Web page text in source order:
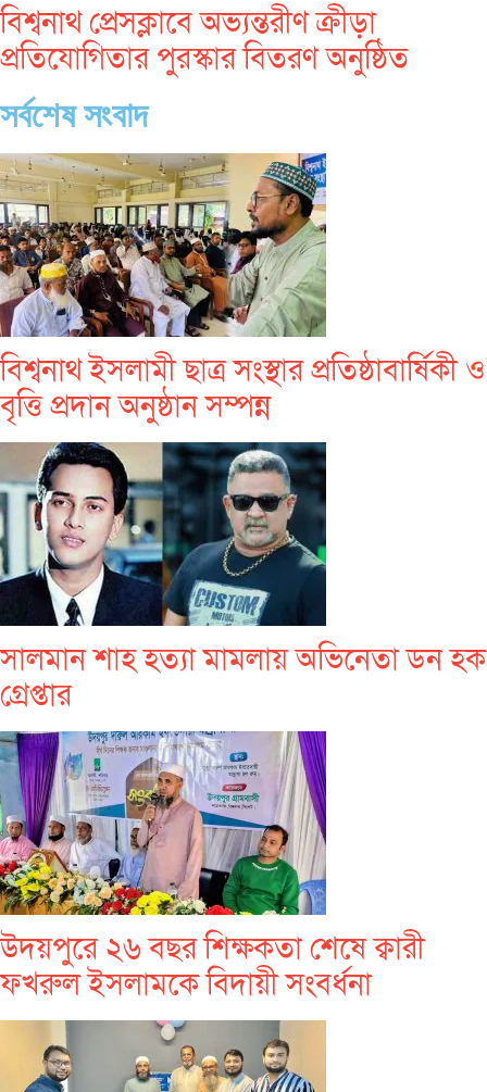
বিশ্বনাথ প্রেসক্লাবে অভ্যন্তরীণ ক্রীড়া
প্রতিযোগিতার পুরস্কার বিতরণ অনুষ্ঠিত
সর্বশেষ সংবাদ
বিশ্বনাথ ইসলামী ছাত্র সংস্থার প্রতিষ্ঠাবার্ষিকী ও
বৃত্তি প্রদান অনুষ্ঠান সম্পন্ন
সালমান শাহ হত্যা মামলায় অভিনেতা ডন হক
গ্রেপ্তার
উদয়পুরে ২৬ বছর শিক্ষকতা শেষে ক্বারী
ফখরুল ইসলামকে বিদায়ী সংবর্ধনা